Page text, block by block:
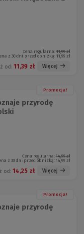
Cena regularna: 11,99 zł
z 30 dni przed obniżką: 11,99 zł
od: 11,39 zł Więcej
Promocja!
przyrodę
Cena regularna: 14,99 zł
z 30 dni przed obniżką: 14,99 zł
od: 14,25 zł Więcej
Promocja!
przyrodę